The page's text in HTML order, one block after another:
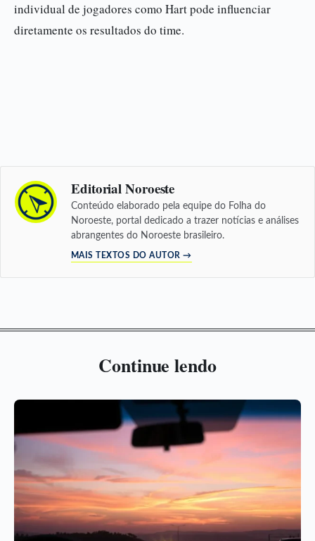
individual de jogadores como Hart pode influenciar
diretamente os resultados do time.
Editorial Noroeste
Conteúdo elaborado pela equipe do Folha do
Noroeste, portal dedicado a trazer notícias e análises
abrangentes do Noroeste brasileiro.
MAIS TEXTOS DO AUTOR →
Continue lendo